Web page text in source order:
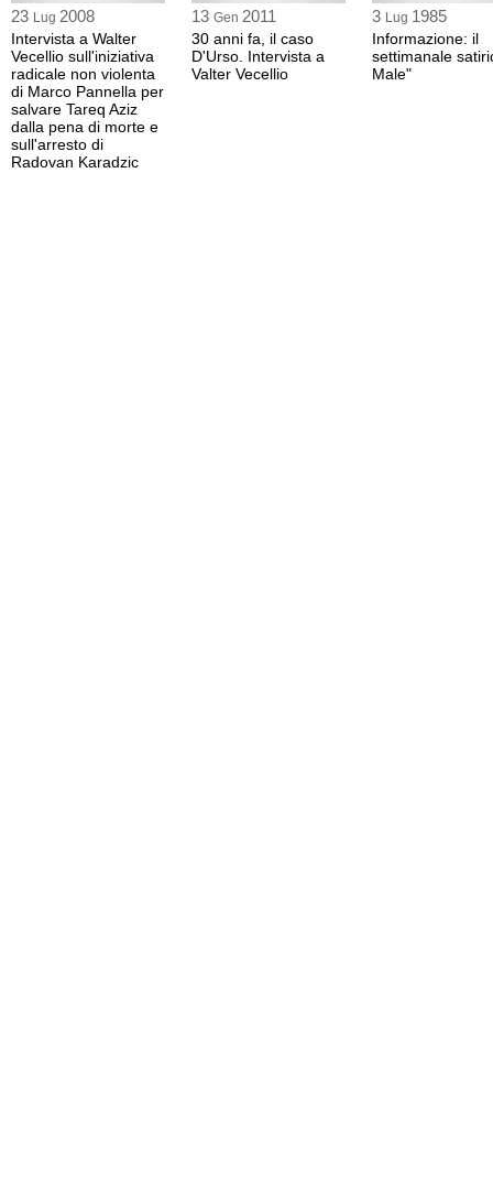
23 Lug 2008
Intervista a Walter
Vecellio sull'iniziativa
radicale non violenta
di Marco Pannella per
salvare Tareq Aziz
dalla pena di morte e
sull'arresto di
Radovan Karadzic
13 Gen 2011
30 anni fa, il caso
D'Urso. Intervista a
Valter Vecellio
3 Lug 1985
Informazione: il
settimanale
Male"